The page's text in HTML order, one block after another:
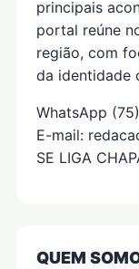
principais
portal reúne
região, com
da identidade
WhatsApp
E-mail:
SE LIGA
QUEM